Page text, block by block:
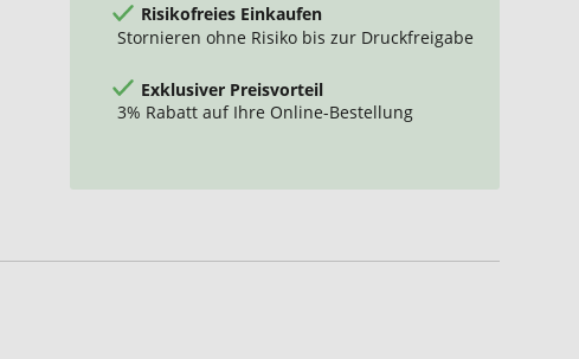
Risikofreies Einkaufen
Stornieren ohne Risiko bis zur Druckfreigabe
Exklusiver Preisvorteil
3% Rabatt auf Ihre Online-Bestellung